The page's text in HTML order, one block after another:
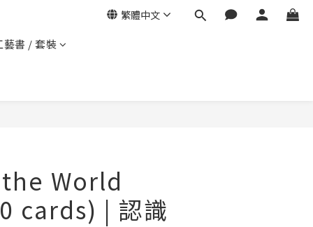
繁體中文
藝書 / 套裝
World
cards) | 認識